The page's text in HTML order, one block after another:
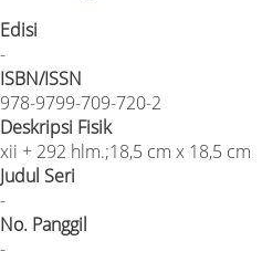
Edisi
-
ISBN/ISSN
978-9799-709-720-2
Deskripsi Fisik
xii + 292 hlm.;18,5 cm x 18,5 cm
Judul Seri
-
No. Panggil
-